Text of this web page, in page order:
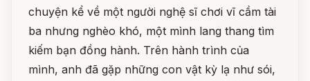
chuyện kể về một người nghệ sĩ chơi vĩ cầm tài
ba nhưng nghèo khó, một mình lang thang tìm
kiếm bạn đồng hành. Trên hành trình của
mình, anh đã gặp những con vật kỳ lạ như sói,